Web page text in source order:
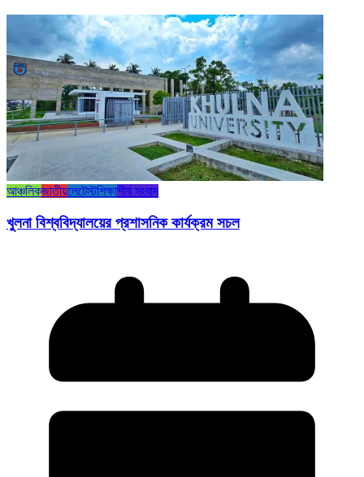
আঞ্চলিকজাতীয়লেটেস্টশিক্ষাশীর্ষ সংবাদ
খুলনা বিশ্ববিদ্যালয়ের প্রশাসনিক কার্যক্রম সচল